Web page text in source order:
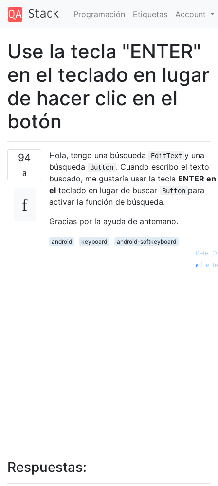
Programación Etiquetas Account
Use la tecla "ENTER"
en el teclado en lugar
de hacer clic en el
botón
94 Hola, tengo una búsqueda EditText y una
búsqueda
Button . Cuando escribo el texto
buscado, me gustaría usar la tecla ENTER en
el teclado en lugar de buscar Button para
activar la función de búsqueda.
Gracias por la ayuda de antemano.
android keyboard
android-softkeyboard
— Peter O.
fuente
Respuestas: